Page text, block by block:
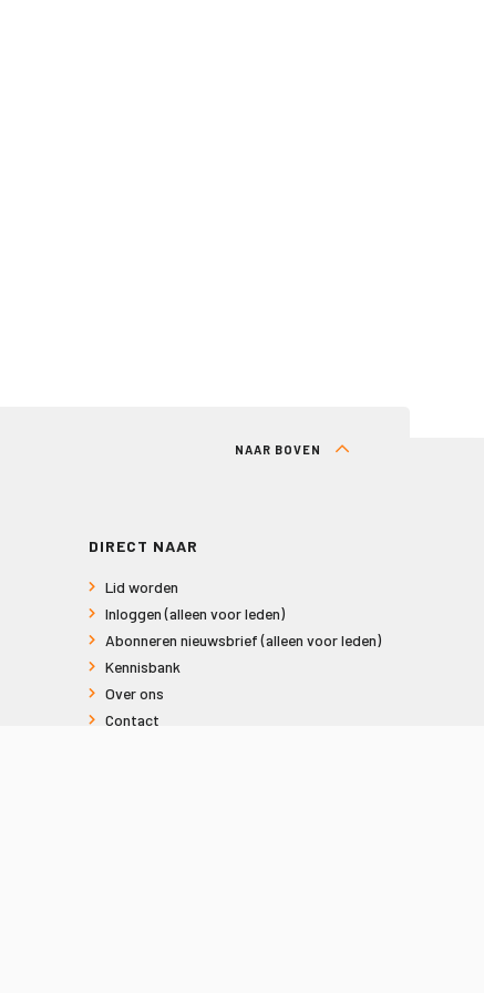
NAAR BOVEN
DIRECT NAAR
Lid worden
Inloggen (alleen voor leden)
Abonneren nieuwsbrief (alleen voor leden)
Kennisbank
Over ons
Contact